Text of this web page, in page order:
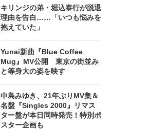
キリンジの弟・堀込泰行が脱退
理由を告白……「いつも悩みを
抱えていた」
Yunai新曲『Blue Coffee
Mug』MV公開 東京の街並み
と等身大の姿を映す
中島みゆき、21年ぶりMV集＆
名盤『Singles 2000』リマス
ター盤が本日同時発売！特別ポ
スター企画も